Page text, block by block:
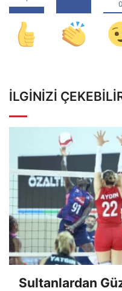
İLGINIZI
Sultanlardan